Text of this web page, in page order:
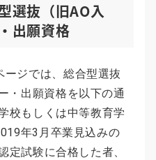
選抜（旧AO入
出願資格
ジでは、総合型選抜
・出願資格を以下の通
校もしくは中等教育学
年3月卒業見込みの
定試験に合格した者、